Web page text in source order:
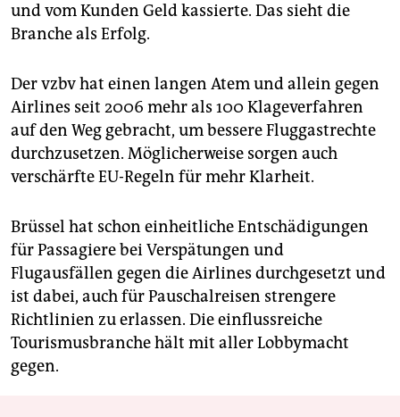
und vom Kunden Geld kassierte. Das sieht die
Branche als Erfolg.
Der vzbv hat einen langen Atem und allein gegen
Airlines seit 2006 mehr als 100 Klageverfahren
auf den Weg gebracht, um bessere Fluggastrechte
durchzusetzen. Möglicherweise sorgen auch
verschärfte EU-Regeln für mehr Klarheit.
Brüssel hat schon einheitliche Entschädigungen
für Passagiere bei Verspätungen und
Flugausfällen gegen die Airlines durchgesetzt und
ist dabei, auch für Pauschalreisen strengere
Richtlinien zu erlassen. Die einflussreiche
Tourismusbranche hält mit aller Lobbymacht
gegen.